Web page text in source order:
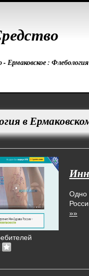
- Ермаковское : Флебология
в
Одно
»»